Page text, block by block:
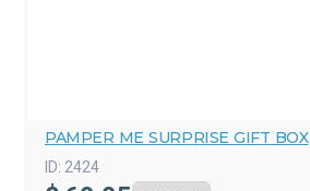
PAMPER ME SURPRISE GIFT BOX
ID: 2424